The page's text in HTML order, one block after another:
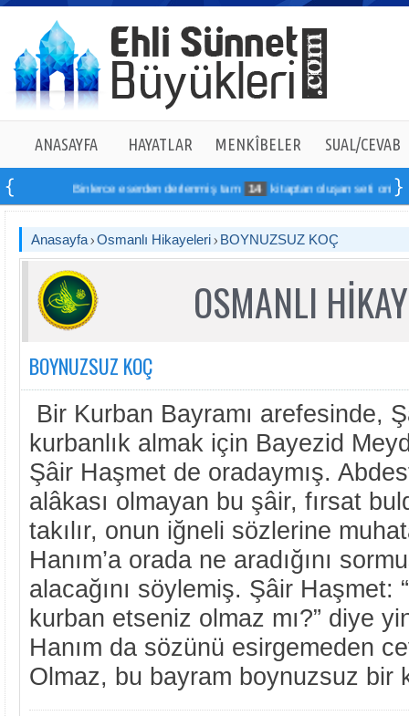
ANASAYFA HAYATLAR MENKÎBELER SUAL/CEVAB
Binlerce eserden derlenmiş tam 14 kitaptan oluşan seti online
Anasayfa Osmanlı Hikayeleri BOYNUZSUZ KOÇ
OSMANLI
BOYNUZSUZ KOÇ
Bir Kurban Bayramı arefesinde,
kurbanlık almak için Bayezid
Şâir Haşmet de oradaymış.
alâkası olmayan bu şâir, fırsat
takılır, onun iğneli sözlerine
Hanım’a orada ne aradığını
alacağını söylemiş. Şâir Haşmet:
kurban etseniz olmaz mı?” diye
Hanım da sözünü
Olmaz, bu bayram boynuzsuz bir